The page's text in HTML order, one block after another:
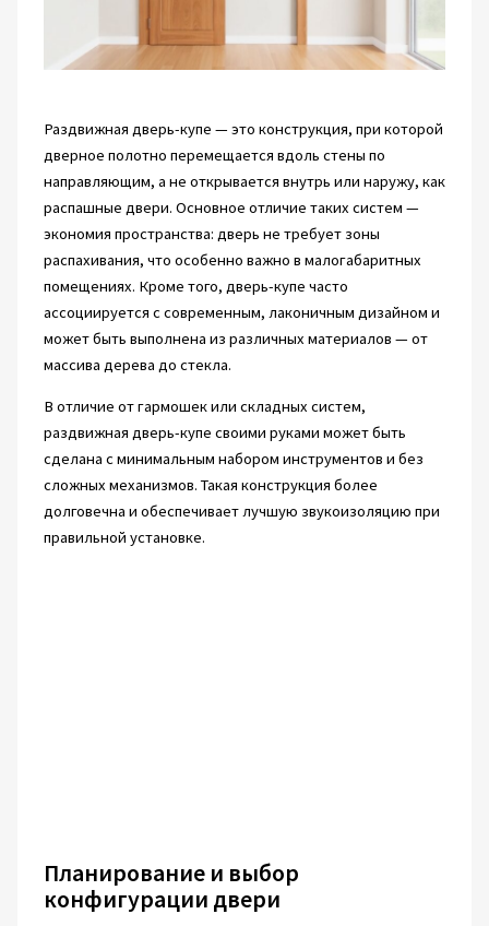
Раздвижная дверь-купе — это конструкция, при которой
дверное полотно перемещается вдоль стены по
направляющим, а не открывается внутрь или наружу, как
распашные двери. Основное отличие таких систем —
экономия пространства: дверь не требует зоны
распахивания, что особенно важно в малогабаритных
помещениях. Кроме того, дверь-купе часто
ассоциируется с современным, лаконичным дизайном и
может быть выполнена из различных материалов — от
массива дерева до стекла.
В отличие от гармошек или складных систем,
раздвижная дверь-купе своими руками может быть
сделана с минимальным набором инструментов и без
сложных механизмов. Такая конструкция более
долговечна и обеспечивает лучшую звукоизоляцию при
правильной установке.
Планирование и выбор
конфигурации двери